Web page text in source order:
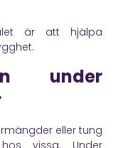
är att hjälpa
under
eller tung